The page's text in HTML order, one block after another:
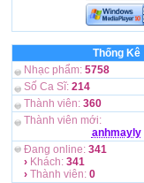
Thống Kê
Nhạc phẩm: 5758
Số Ca Sĩ: 214
Thành viên: 360
Thành viên mới:
anhmayly
Đang online: 341
› Khách: 341
› Thành viên: 0